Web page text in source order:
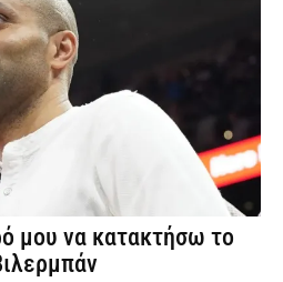
μου να κατακτήσω το